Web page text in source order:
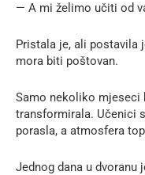
— A mi želimo učiti od
Pristala je, ali postavila
mora biti poštovan.
Samo nekoliko mjeseci
transformirala. Učenici
porasla, a atmosfera
Jednog dana u